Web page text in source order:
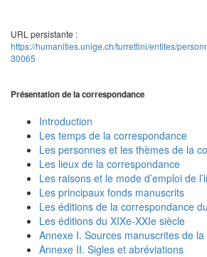
URL persistante :
https://humanities.unige.ch/turrettini/entites/
30065
Présentation de la correspondance
Introduction
Les temps de la correspondance
Les personnes et les thèmes de la
Les lieux de la correspondance
Les raisons et le mode d’emploi de
Les principaux fonds manuscrits
Les éditions de la correspondance
Les éditions du XIXe-XXIe siècle
Annexe I. Sources manuscrites de
Annexe II. Sigles et abréviations